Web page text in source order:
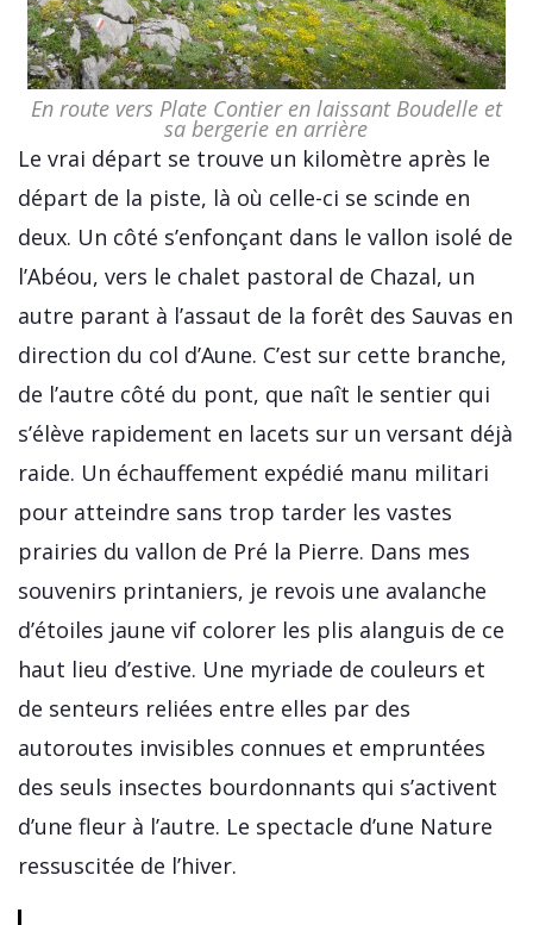
En route vers Plate Contier en laissant Boudelle et
sa bergerie en arrière
Le vrai départ se trouve un kilomètre après le
départ de la piste, là où celle-ci se scinde en
deux. Un côté s’enfonçant dans le vallon isolé de
l’Abéou, vers le chalet pastoral de Chazal, un
autre parant à l’assaut de la forêt des Sauvas en
direction du col d’Aune. C’est sur cette branche,
de l’autre côté du pont, que naît le sentier qui
s’élève rapidement en lacets sur un versant déjà
raide. Un échauffement expédié manu militari
pour atteindre sans trop tarder les vastes
prairies du vallon de Pré la Pierre. Dans mes
souvenirs printaniers, je revois une avalanche
d’étoiles jaune vif colorer les plis alanguis de ce
haut lieu d’estive. Une myriade de couleurs et
de senteurs reliées entre elles par des
autoroutes invisibles connues et empruntées
des seuls insectes bourdonnants qui s’activent
d’une fleur à l’autre. Le spectacle d’une Nature
ressuscitée de l’hiver.